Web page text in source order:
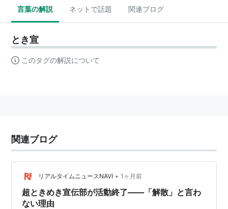
言葉の解説 ネットで話題 関連ブログ
とき宣
このタグの解説について
関連ブログ
リアルタイムニュースNAVI • 1ヶ月前
超ときめき宣伝部が活動終了——「解散」と言わ
ない理由